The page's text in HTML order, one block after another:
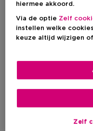
Nieuw
GUERLAIN
Abeille Royale
hiermee akkoord.
Via de optie Zelf
instellen welke
keuze altijd wijzigen
Zelf